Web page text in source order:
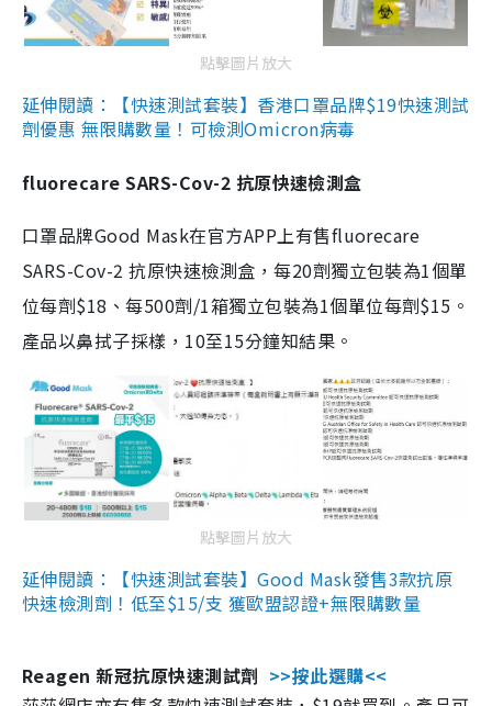
點擊圖片放大
延伸閱讀：【快速測試套裝】香港口罩品牌$19快速測試
劑優惠 無限購數量！可檢測Omicron病毒
fluorecare SARS-Cov-2 抗原快速檢測盒
口罩品牌Good Mask在官方APP上有售fluorecare
SARS-Cov-2 抗原快速檢測盒，每20劑獨立包裝為1個單
位每劑$18、每500劑/1箱獨立包裝為1個單位每劑$15。
產品以鼻拭子採樣，10至15分鐘知結果。
點擊圖片放大
延伸閱讀：【快速測試套裝】Good Mask發售3款抗原
快速檢測劑！低至$15/支 獲歐盟認證+無限購數量
Reagen 新冠抗原快速測試劑 >>按此選購<<